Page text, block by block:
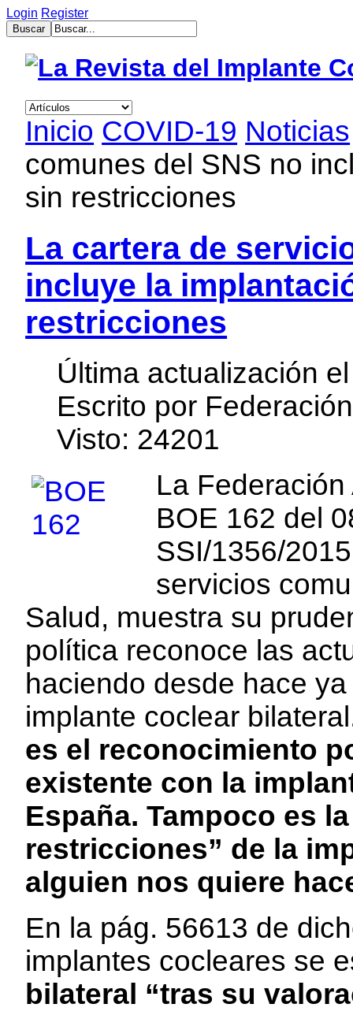
Login Register
Inicio COVID-19 Noticias
comunes del SNS no
sin restricciones
La cartera de
incluye la
restricciones
Última actualización
Escrito por
Visto: 24201
La
BOE 162 del
SSI/1356/
servicios
Salud, muestra su
política reconoce las
haciendo desde hace
implante coclear
es el reconocimiento
existente con la
España. Tampoco es
restricciones” de la
alguien nos quiere
En la pág. 56613 de
implantes cocleares se
bilateral “tras su
muğla
escort
bayan
escort
aydın
bayan
escort
bayan
çanakkale
balıkesir
tekirdağ
escort
gebzet
escort
mersin
escort
bayan